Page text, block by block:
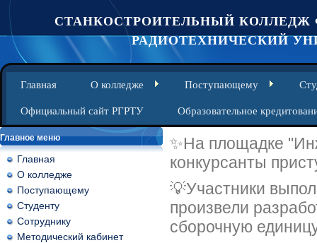
СТАНКОСТРОИТЕЛЬНЫЙ КОЛЛЕДЖ
РАДИОТЕХНИЧЕСКИЙ
Главная О колледже Поступающему
Официальный сайт РГРТУ Образовательное
Главное меню
Главная
О колледже
Поступающему
Студенту
Сотруднику
Методический кабинет
✨На площадке
конкурсанты
💡Участники
произвели
сборочную